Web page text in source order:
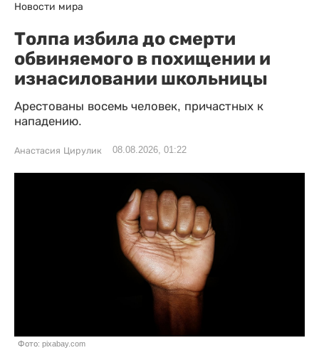
Новости мира
Толпа избила до смерти
обвиняемого в похищении и
изнасиловании школьницы
Арестованы восемь человек, причастных к
нападению.
Анастасия Цирулик 08.08.2026, 01:22
Фото: pixabay.com